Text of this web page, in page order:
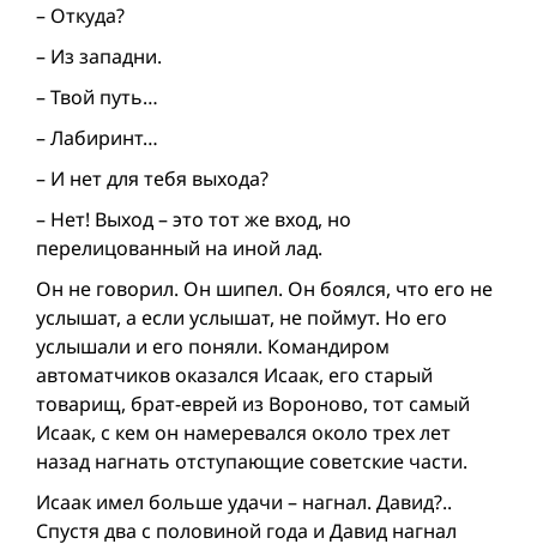
– Откуда?
– Из западни.
– Твой путь…
– Лабиринт…
– И нет для тебя выхода?
– Нет! Выход – это тот же вход, но
перелицованный на иной лад.
Он не говорил. Он шипел. Он боялся, что его не
услышат, а если услышат, не поймут. Но его
услышали и его поняли. Командиром
автоматчиков оказался Исаак, его старый
товарищ, брат-еврей из Вороново, тот самый
Исаак, с кем он намеревался около трех лет
назад нагнать отступающие советские части.
Исаак имел больше удачи – нагнал. Давид?..
Спустя два с половиной года и Давид нагнал